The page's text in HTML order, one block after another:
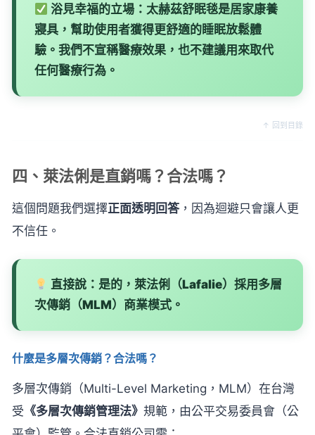
浴見幸福的立場： 太赫茲舒眠毯是居家康養
寢具，幫助使用者獲得更舒適的睡眠放鬆體
驗。我們不宣稱醫療效果，也不建議用來取代
任何醫療行為。
↑ 回到目錄
四、萊法俐是直銷嗎？合法嗎？
這個問題我們選擇正面透明回答，因為迴避只會讓人更
不信任。
直接說：是的，萊法俐（Lafalie）採用多層
次傳銷（MLM）商業模式。
什麼是多層次傳銷？合法嗎？
多層次傳銷（Multi-Level Marketing，MLM）在台灣
受 《多層次傳銷管理法》 規範，由公平交易委員會（公